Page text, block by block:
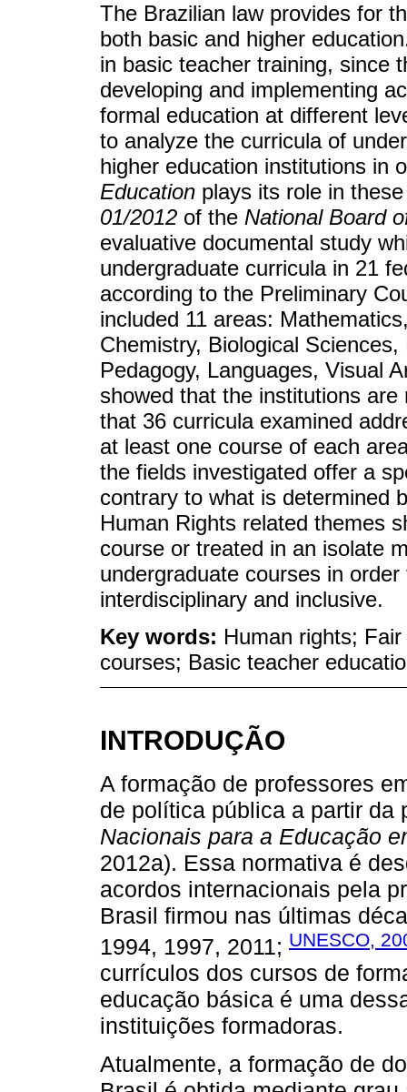
The Brazilian law provides for
both basic and higher
in basic teacher training, since
developing and implementing
formal education at different
to analyze the curricula of
higher education institutions in
Education plays its role in
01/2012 of the National Board
evaluative documental study
undergraduate curricula in 21
according to the Preliminary
included 11 areas:
Chemistry, Biological
Pedagogy, Languages, Visual
showed that the institutions
that 36 curricula examined
at least one course of each
the fields investigated offer a
contrary to what is determined
Human Rights related themes
course or treated in an isolate
undergraduate courses in
interdisciplinary and inclusive.
Key words: Human rights;
courses; Basic teacher
INTRODUÇÃO
A formação de professores
de política pública a partir
Nacionais para a Educação
2012a). Essa normativa é
acordos internacionais pela
Brasil firmou nas últimas
1994, 1997, 2011; UNESCO,
currículos dos cursos de
educação básica é uma
instituições formadoras.
Atualmente, a formação de